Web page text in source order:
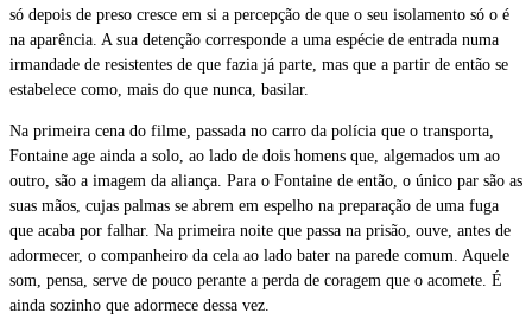
só depois de preso cresce em si a percepção de que o seu isolamento só o é
na aparência. A sua detenção corresponde a uma espécie de entrada numa
irmandade de resistentes de que fazia já parte, mas que a partir de então se
estabelece como, mais do que nunca, basilar.
Na primeira cena do filme, passada no carro da polícia que o transporta,
Fontaine age ainda a solo, ao lado de dois homens que, algemados um ao
outro, são a imagem da aliança. Para o Fontaine de então, o único par são as
suas mãos, cujas palmas se abrem em espelho na preparação de uma fuga
que acaba por falhar. Na primeira noite que passa na prisão, ouve, antes de
adormecer, o companheiro da cela ao lado bater na parede comum. Aquele
som, pensa, serve de pouco perante a perda de coragem que o acomete. É
ainda sozinho que adormece dessa vez.